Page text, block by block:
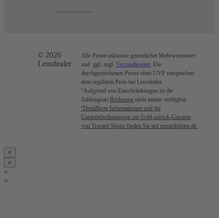
© 2026
Lensdealer
Alle Preise inklusive gesetzlicher Mehrwertsteuer
und ggf. zzgl. Versandkosten . Die
durchgestrichenen Preise ohne UVP entsprechen
dem regulären Preis bei Lensdealer.
¹Aufgrund von Einschränkungen ist die
Zahlungsart Rechnung nicht immer verfügbar.
²Detaillierte Informationen und die
Garantiebedingungen zur Geld-zurück-Garantie
von Trusted Shops finden Sie auf trustedshops.de.
×
×
×
×